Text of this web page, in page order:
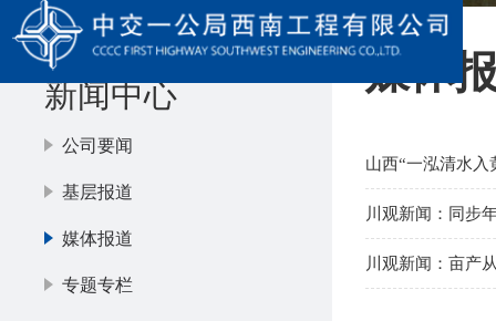
新闻中心
公司要闻
基层报道
媒体报道
专题专栏
媒体
山西“一泓清水
川观新闻：同步
川观新闻：亩产